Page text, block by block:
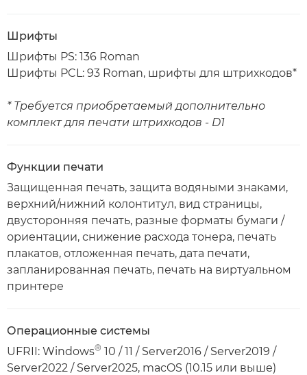
Шрифты
Шрифты PS: 136 Roman
Шрифты PCL: 93 Roman, шрифты для штрихкодов*
* Требуется приобретаемый дополнительно
комплект для печати штрихкодов - D1
Функции печати
Защищенная печать, защита водяными знаками,
верхний/нижний колонтитул, вид страницы,
двусторонняя печать, разные форматы бумаги /
ориентации, снижение расхода тонера, печать
плакатов, отложенная печать, дата печати,
запланированная печать, печать на виртуальном
принтере
Операционные системы
UFRII: Windows® 10 / 11 / Server2016 / Server2019 /
Server2022 / Server2025, macOS (10.15 или выше)